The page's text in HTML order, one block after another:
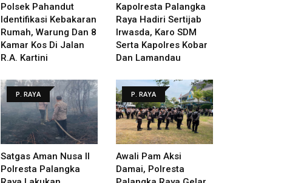
Polsek Pahandut
Identifikasi Kebakaran
Rumah, Warung Dan 8
Kamar Kos Di Jalan
R.A. Kartini
Kapolresta Palangka
Raya Hadiri Sertijab
Irwasda, Karo SDM
Serta Kapolres Kobar
Dan Lamandau
P. RAYA
Satgas Aman Nusa II
Polresta Palangka
P. RAYA
Awali Pam Aksi
Damai, Polresta